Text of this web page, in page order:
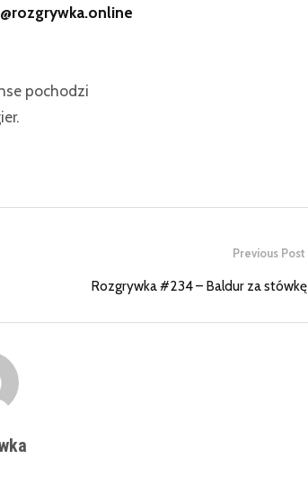
pochodzi
Previous Post
Rozgrywka #234 – Baldur za stówkę